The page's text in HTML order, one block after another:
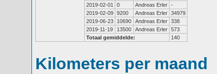
2019-02-01
0 Andreas Erler -
2019-02-09 9200 Andreas Erler 34979
2019-06-23
10690 Andreas Erler 338
2019-11-19
13500 Andreas Erler 573
Totaal gemiddelde:
140
Kilometers per maand